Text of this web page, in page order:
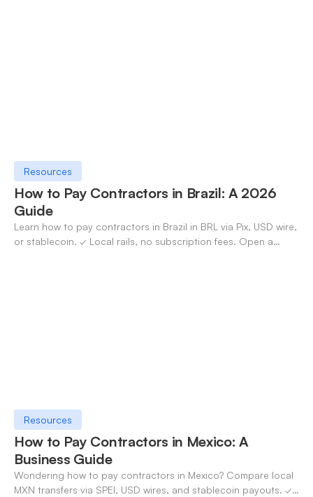
Resources
How to Pay Contractors in Brazil: A 2026
Guide
Learn how to pay contractors in Brazil in BRL via Pix, USD wire,
or stablecoin. ✓ Local rails, no subscription fees. Open a
Resources
How to Pay Contractors in Mexico: A
Business Guide
Wondering how to pay contractors in Mexico? Compare local
MXN transfers via SPEI, USD wires, and stablecoin payouts. ✓